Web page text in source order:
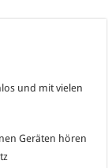
und mit vielen
Geräten hören